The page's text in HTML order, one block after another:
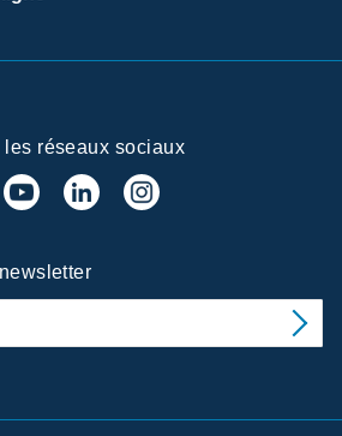
réseaux sociaux
dont celles